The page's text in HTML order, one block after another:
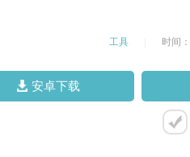
工具 时间
安卓下载